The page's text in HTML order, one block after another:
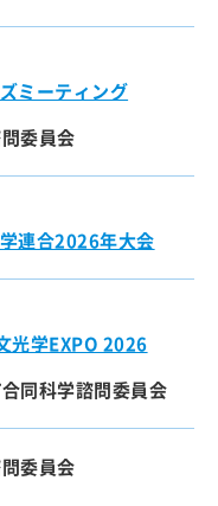
ミーティング
委員会
連合2026年大会
光学EXPO 2026
同科学諮問委員会
委員会